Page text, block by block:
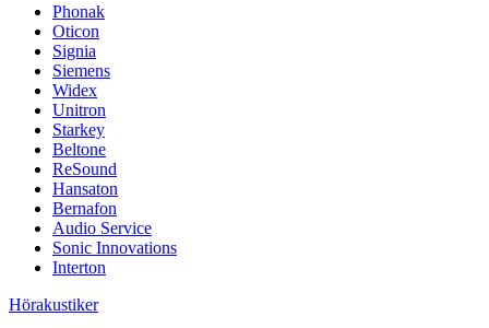
Phonak
Oticon
Signia
Siemens
Widex
Unitron
Starkey
Beltone
ReSound
Hansaton
Bernafon
Audio Service
Sonic Innovations
Interton
Hörakustiker